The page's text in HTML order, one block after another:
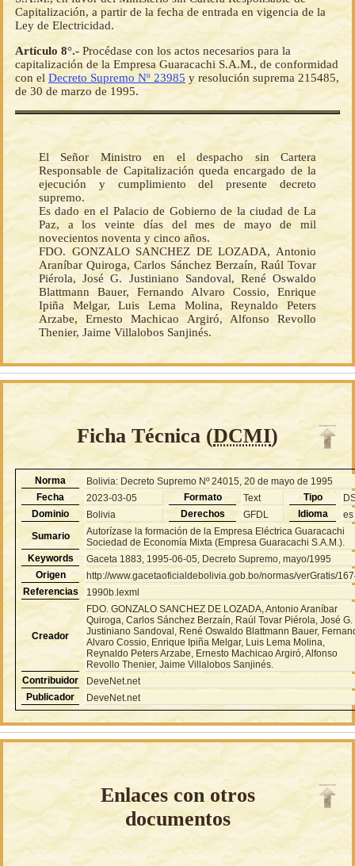
Capitalización, a partir de la fecha de entrada en vigencia de la
Ley de Electricidad.
Artículo 8°.- Procédase con los actos necesarios para la
capitalización de la Empresa Guaracachi S.A.M., de conformidad
con el Decreto Supremo Nº 23985 y resolución suprema 215485,
de 30 de marzo de 1995.
El Señor Ministro en el despacho sin Cartera
Responsable de Capitalización queda encargado de la
ejecución y cumplimiento del presente decreto
supremo.
Es dado en el Palacio de Gobierno de la ciudad de La
Paz, a los veinte días del mes de mayo de mil
novecientos noventa y cinco años.
FDO. GONZALO SANCHEZ DE LOZADA, Antonio
Araníbar Quiroga, Carlos Sánchez Berzaín, Raúl Tovar
Piérola, José G. Justiniano Sandoval, René Oswaldo
Blattmann Bauer, Fernando Alvaro Cossio, Enrique
Ipiña Melgar, Luis Lema Molina, Reynaldo Peters
Arzabe, Ernesto Machicao Argiró, Alfonso Revollo
Thenier, Jaime Villalobos Sanjinés.
Ficha Técnica (DCMI)
Norma
Bolivia: Decreto Supremo Nº 24015, 20 de mayo de 1995
Fecha
2023-03-05 Formato Text Tipo
Dominio
Bolivia Derechos GFDL Idioma
es
Sumario
Autorízase la formación de la Empresa Eléctrica Guaracachi
Sociedad de Economía Mixta (Empresa Guaracachi S.A.M.).
Keywords
Gaceta 1883, 1995-06-05, Decreto Supremo, mayo/1995
Origen
http://www.gacetaoficialdebolivia.gob.bo/normas/verGratis/
Referencias
1990b.lexml
Creador
FDO. GONZALO SANCHEZ DE LOZADA, Antonio Araníbar
Quiroga, Carlos Sánchez Berzaín, Raúl Tovar Piérola, José G.
Justiniano Sandoval, René Oswaldo Blattmann Bauer,
Alvaro Cossio, Enrique Ipiña Melgar, Luis Lema Molina,
Reynaldo Peters Arzabe, Ernesto Machicao Argiró, Alfonso
Revollo Thenier, Jaime Villalobos Sanjinés.
Contribuidor
DeveNet.net
Publicador
DeveNet.net
Enlaces con otros
documentos